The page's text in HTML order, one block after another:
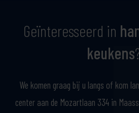
Geïnteresseerd in
keukens
We komen graag bij u langs of kom
center aan de Mozartlaan 334 in